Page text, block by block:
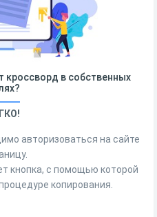
кроссворд в собственных
авторизоваться на сайте
кнопка, с помощью которой
копирования.